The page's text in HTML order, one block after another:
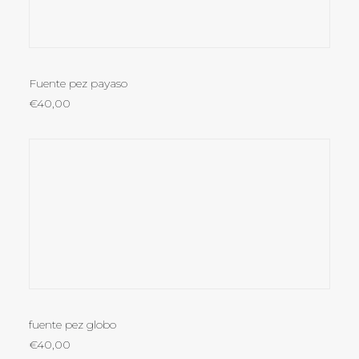
Fuente pez payaso
€40,00
fuente pez globo
€40,00